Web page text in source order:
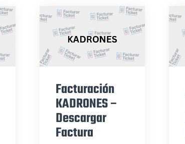
Facturación
KADRONES –
Descargar
Factura